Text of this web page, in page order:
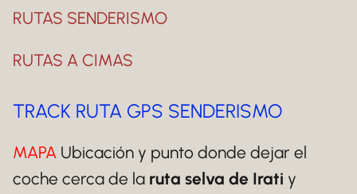
RUTAS SENDERISMO
RUTAS A CIMAS
TRACK RUTA GPS SENDERISMO
MAPA Ubicación y punto donde dejar el
coche cerca de la ruta selva de Irati y